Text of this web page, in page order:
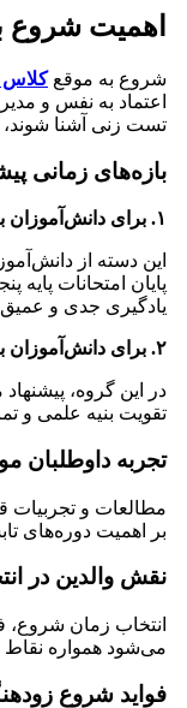
اهمیت شروع
شروع به موقعکلاس‌
اعتماد به نفس و
تست زنی آشنا شوند،
بازه‌های زمانی
۱. برای دانش‌آموزان با بنیه علمی قوی‌تر:
این دسته از
پایان امتحانات
یادگیری جدی و
۲. برای دانش‌آموزان با سطح یادگیری متوسط:
در این گروه،
تقویت بنیه علمی و
تجربه داوطلبان
مطالعات و تجربیات
بر اهمیت دوره‌های
نقش والدین در
انتخاب زمان شروع،
می‌شود همواره نقاط
فواید شروع